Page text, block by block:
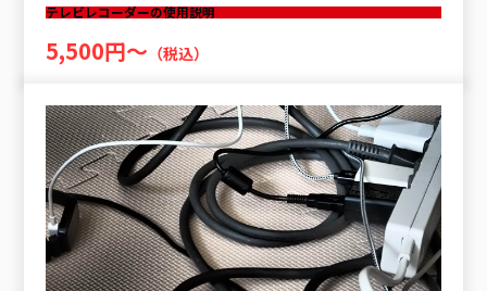
テレビレコーダーの使用説明
5,500円〜 （税込）